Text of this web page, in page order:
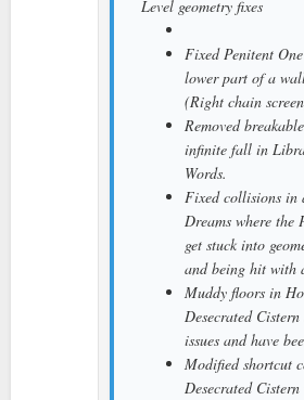
Level geometry fixes
Fixed Penitent
lower part of a
(Right chain
Removed
infinite fall in
Words.
Fixed collisions in
Dreams where the
get stuck into
and being hit with
Muddy floors in
Desecrated
issues and have
Modified shortcut
Desecrated